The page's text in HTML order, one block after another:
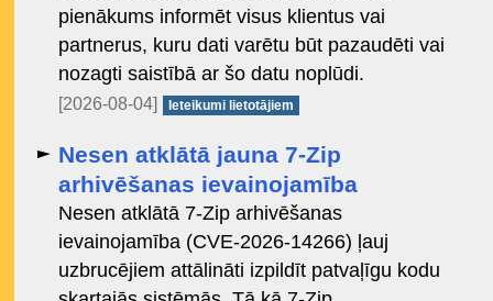
pienākums informēt visus klientus vai
partnerus, kuru dati varētu būt pazaudēti vai
nozagti saistībā ar šo datu noplūdi.
[2026-08-04] Ieteikumi lietotājiem
Nesen atklātā jauna 7-Zip
arhivēšanas ievainojamība
Nesen atklātā 7-Zip arhivēšanas
ievainojamība (CVE-2026-14266) ļauj
uzbrucējiem attālināti izpildīt patvaļīgu kodu